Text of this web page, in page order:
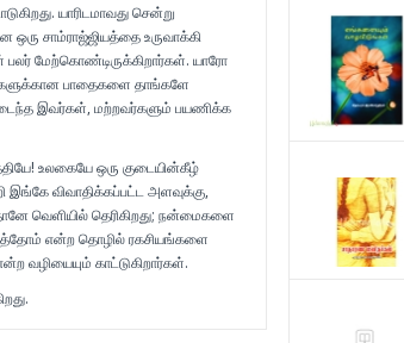
யாரிடமாவது சென்று
ஒரு சாம்ராஜ்ஜியத்தை உருவாக்கி
பலர் மேற்கொண்டிருக்கிறார்கள். யாரோ
பாதைகளை தாங்களே
இவர்கள், மற்றவர்களும் பயணிக்க
உலகையே ஒரு குடையின்கீழ்
விவாதிக்கப்பட்ட அளவுக்கு,
வெளியில் தெரிகிறது; நன்மைகளை
என்ற தொழில் ரகசியங்களை
வழியையும் காட்டுகிறார்கள்.